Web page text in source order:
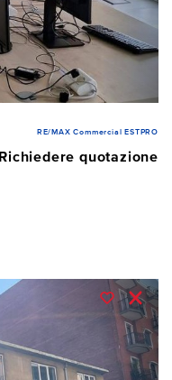
RE/MAX Commercial ESTPRO
Richiedere quotazione